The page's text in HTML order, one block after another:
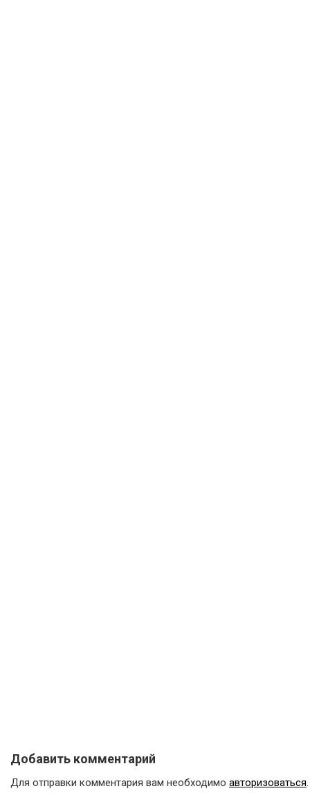
Добавить комментарий
Для отправки комментария вам необходимо авторизоваться.